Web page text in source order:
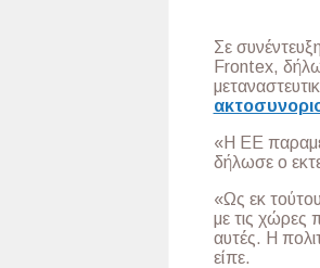
Σε
Frontex,
«Η ΕΕ
δήλωσε ο
«Ως εκ
με τις χώρες
αυτές. Η
είπε.